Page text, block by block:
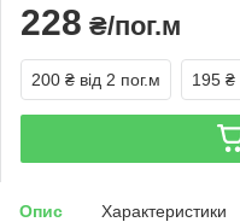
228 ₴/пог.м
200 ₴ від 2 пог.м 195 ₴
Опис Характеристики